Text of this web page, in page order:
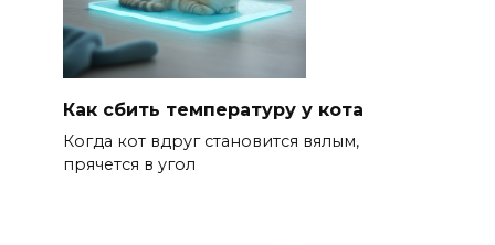
Как сбить температуру у кота
Когда кот вдруг становится вялым,
прячется в угол